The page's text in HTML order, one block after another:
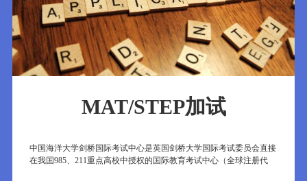
MAT/STEP加试
中国海洋大学剑桥国际考试中心是英国剑桥大学国际考试委员会直接
在我国985、211重点高校中授权的国际教育考试中心（全球注册代